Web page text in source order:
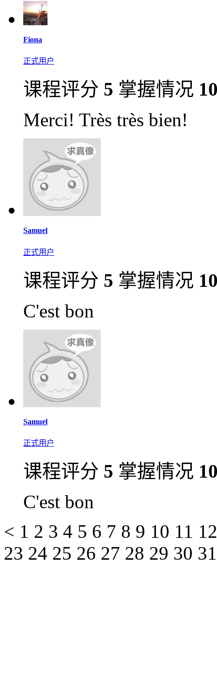
Fiona
正式用户
课程评分 5 掌握情况
Merci! Très très bien!
Samuel
正式用户
课程评分 5 掌握情况
C'est bon
Samuel
正式用户
课程评分 5 掌握情况
C'est bon
< 1 2 3 4 5 6 7 8 9 10 11
23 24 25 26 27 28 29 30